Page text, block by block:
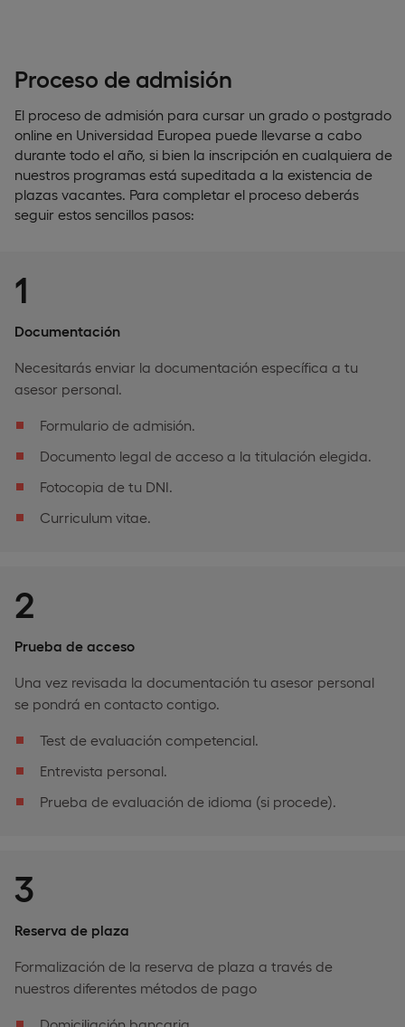
Proceso de admisión
El proceso de admisión para cursar un grado o postgrado
online en Universidad Europea puede llevarse a cabo
durante todo el año, si bien la inscripción en cualquiera de
nuestros programas está supeditada a la existencia de
plazas vacantes. Para completar el proceso deberás
seguir estos sencillos pasos:
1
Documentación
Necesitarás enviar la documentación específica a tu
asesor personal.
Formulario de admisión.
Documento legal de acceso a la titulación elegida.
Fotocopia de tu DNI.
Curriculum vitae.
2
Prueba de acceso
Una vez revisada la documentación tu asesor personal
se pondrá en contacto contigo.
Test de evaluación competencial.
Entrevista personal.
Prueba de evaluación de idioma (si procede).
3
Reserva de plaza
Formalización de la reserva de plaza a través de
nuestros diferentes métodos de pago
Domiciliación bancaria.